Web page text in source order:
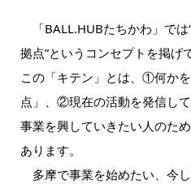
「BALL.HUBたちかわ」で
拠点”というコンセプトを掲げ
この「キテン」とは、①何か
点」、②現在の活動を発信し
事業を興していきたい人のた
あります。
多摩で事業を始めたい、今